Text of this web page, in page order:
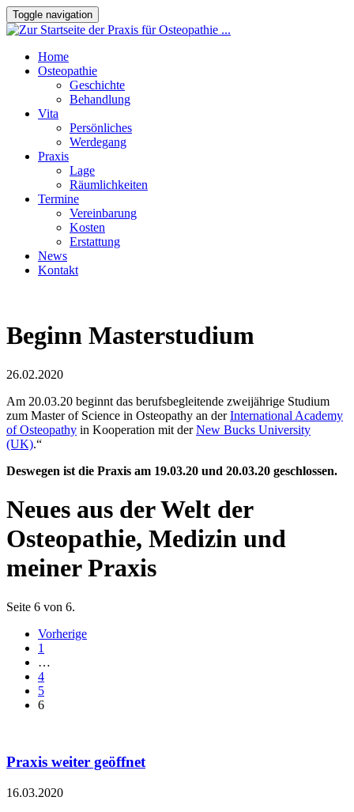
Toggle navigation
Home
Osteopathie
Geschichte
Behandlung
Vita
Persönliches
Werdegang
Praxis
Lage
Räumlichkeiten
Termine
Vereinbarung
Kosten
Erstattung
News
Kontakt
Beginn Masterstudium
26.02.2020
Am 20.03.20 beginnt das berufsbegleitende zweijährige Studium
zum Master of Science in Osteopathy an derInternational Academy
of Osteopathy in Kooperation mit derNew Bucks University
(UK).“
Deswegen ist die Praxis am 19.03.20 und 20.03.20 geschlossen.
Neues aus der Welt der
Osteopathie, Medizin und
meiner Praxis
Seite 6 von 6.
Vorherige
1
…
4
5
6
Praxis weiter geöffnet
16.03.2020